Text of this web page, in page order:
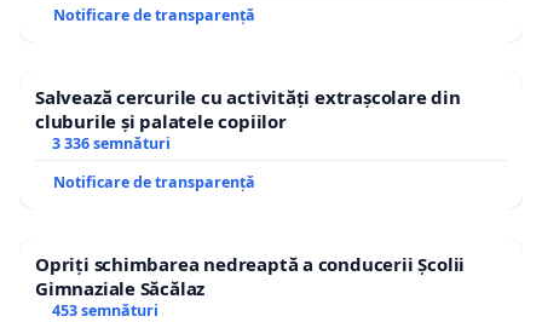
Notificare de transparență
Salvează cercurile cu activități extrașcolare din
cluburile și palatele copiilor
3 336 semnături
Notificare de transparență
Opriți schimbarea nedreaptă a conducerii Școlii
Gimnaziale Săcălaz
453 semnături